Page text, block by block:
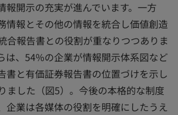
報開示の充実が進んでいます。一方
情報とその他の情報を統合し価値創造
合報告書との役割が重なりつつありま
は、54%の企業が情報開示体系図など
書と有価証券報告書の位置づけを示し
ました（図5）。今後の本格的な制度
企業は各媒体の役割を明確にしたうえ